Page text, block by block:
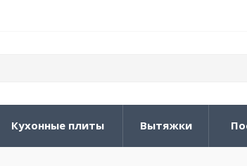
Кухонные плиты Вытяжки